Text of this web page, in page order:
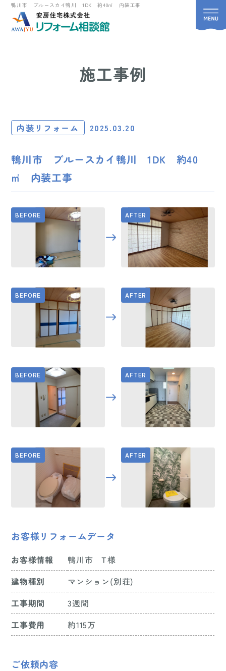
鴨川市 ブルースカイ鴨川 1DK 約40㎡ 内装工事
施工事例
内装リフォーム 2025.03.20
鴨川市 ブルースカイ鴨川 1DK 約40
㎡ 内装工事
お客様リフォームデータ
お客様情報 鴨川市 T様
建物種別 マンション(別荘)
工事期間 3週間
工事費用 約115万
ご依頼内容